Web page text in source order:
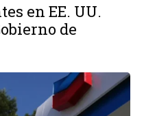
en EE. UU.
de